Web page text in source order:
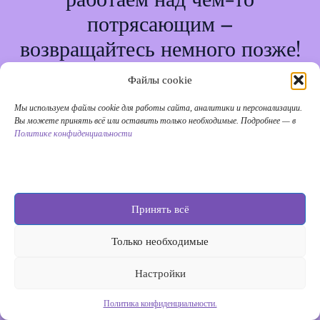
Файлы cookie
Мы используем файлы cookie для работы сайта, аналитики и персонализации.
Вы можете принять всё или оставить только необходимые. Подробнее — в
Политике конфиденциальности
Принять всё
Только необходимые
Настройки
Политика конфиденциальности.
потрясающим –
возвращайтесь немного позже!